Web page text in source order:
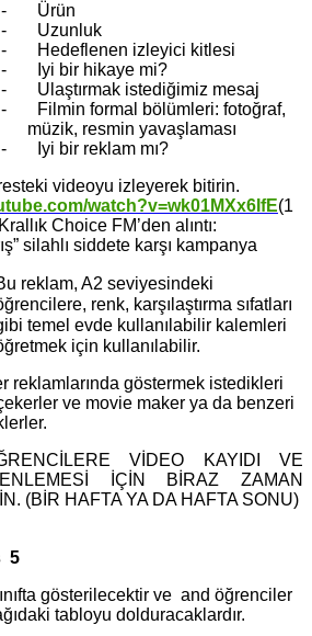
- Ürün
- Uzunluk
- Hedeflenen izleyici kitlesi
- Iyi bir hikaye mi?
- Ulaştırmak istediğimiz mesaj
-
Filmin formal bölümleri: fotoğraf,
müzik, resmin yavaşlaması
-
Iyi bir reklam mı?
videoyu izleyerek bitirin.
watch?v=wk01MXx6IfE(1
Choice FM’den alıntı:
silahlı siddete karşı kampanya
reklam, A2 seviyesindeki
renk, karşılaştırma sıfatları
temel evde kullanılabilir kalemleri
için kullanılabilir.
reklamlarında göstermek istedikleri
ve movie maker ya da benzeri
VİDEO KAYIDI VE
İÇİN BİRAZ ZAMAN
(BİR HAFTA YA DA HAFTA SONU)
5
gösterilecektir ve and öğrenciler
tabloyu dolduracaklardır.